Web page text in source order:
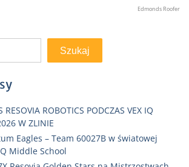
Edmonds Roofer
Szukaj
RESOVIA ROBOTICS PODCZAS VEX IQ
W ZLINIE
Eagles – Team 60027B w światowej
Middle School